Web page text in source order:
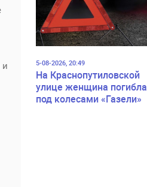
и
5-08-2026, 20:49
На Краснопутиловской
улице женщина погибла
под колесами «Газели»